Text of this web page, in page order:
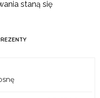
staną się